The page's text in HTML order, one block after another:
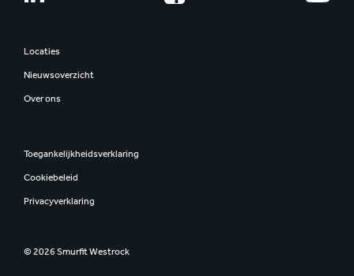
Locaties
Nieuwsoverzicht
Over ons
Toegankelijkheidsverklaring
Cookiebeleid
Privacyverklaring
© 2026 Smurfit Westrock